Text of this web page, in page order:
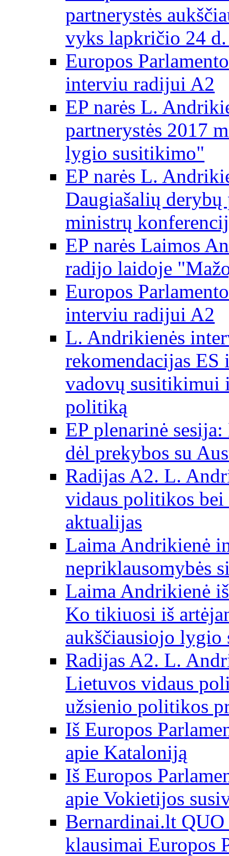
partnerystės
vyks lapkričio 24
Europos
interviu radijui A2
EP narės L.
partnerystės 2017
lygio susitikimo"
EP narės L.
Daugiašalių derybų
ministrų
EP narės Laimos
radijo laidoje
Europos
interviu radijui A2
L. Andrikienės
rekomendacijas
vadovų susitikimui
politiką
EP plenarinė
dėl prekybos su
Radijas A2. L.
vidaus politikos bei
aktualijas
Laima Andrikienė
nepriklausomybės
Laima Andrikienė
Ko tikiuosi iš
aukščiausiojo lygio
Radijas A2. L.
Lietuvos vidaus
užsienio politikos
Iš Europos
apie Kataloniją
Iš Europos
apie Vokietijos
Bernardinai.lt
klausimai Europos